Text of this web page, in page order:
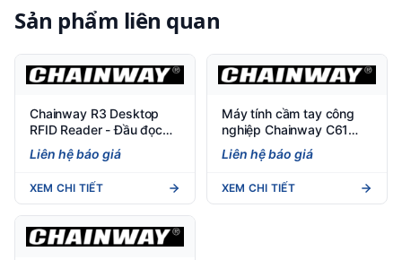
Sản phẩm liên quan
Chainway R3 Desktop
RFID Reader - Đầu đọc
bàn làm việc
Liên hệ báo giá
XEM CHI TIẾT
Máy tính cầm tay công
nghiệp Chainway C61
Liên hệ báo giá
XEM CHI TIẾT